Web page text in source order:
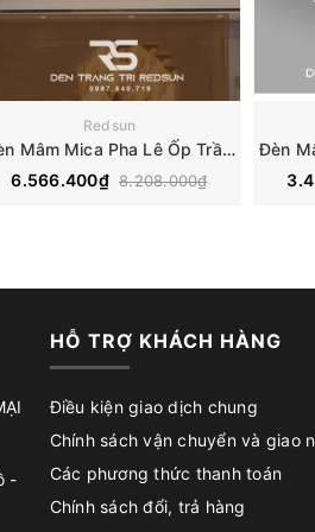
Redsun
Đèn Mâm Mica Pha Lê Ốp Trần Phòng Khách Hiện Đại MKPL-01
6.566.400₫ 8.208.000₫
-
HỖ TRỢ KHÁCH HÀNG
Điều kiện giao dịch chung
Chính sách vận chuyển và giao
Các phương thức thanh toán
Chính sách đổi, trả hàng